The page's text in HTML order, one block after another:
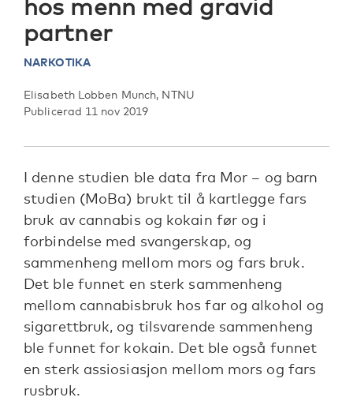
hos menn med gravid
partner
NARKOTIKA
Elisabeth Lobben Munch, NTNU
Publicerad 11 nov 2019
I denne studien ble data fra Mor – og barn
studien (MoBa) brukt til å kartlegge fars
bruk av cannabis og kokain før og i
forbindelse med svangerskap, og
sammenheng mellom mors og fars bruk.
Det ble funnet en sterk sammenheng
mellom cannabisbruk hos far og alkohol og
sigarettbruk, og tilsvarende sammenheng
ble funnet for kokain. Det ble også funnet
en sterk assiosiasjon mellom mors og fars
rusbruk.